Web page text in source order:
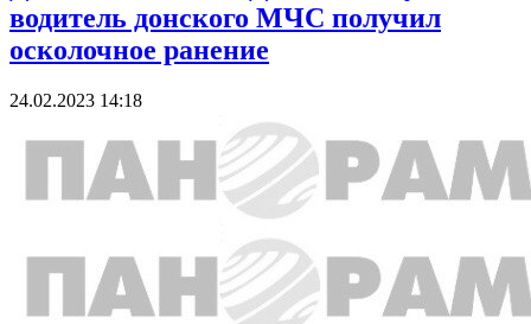
водитель донского МЧС получил
осколочное ранение
24.02.2023 14:18